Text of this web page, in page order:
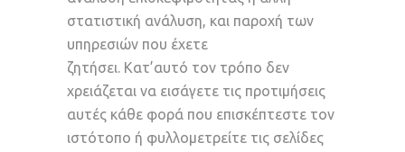
στατιστική ανάλυση, και παροχή των
υπηρεσιών που έχετε
ζητήσει. Κατ’αυτό τον τρόπο δεν
χρειάζεται να εισάγετε τις προτιμήσεις
αυτές κάθε φορά που επισκέπτεστε τον
ιστότοπο ή φυλλομετρείτε τις σελίδες